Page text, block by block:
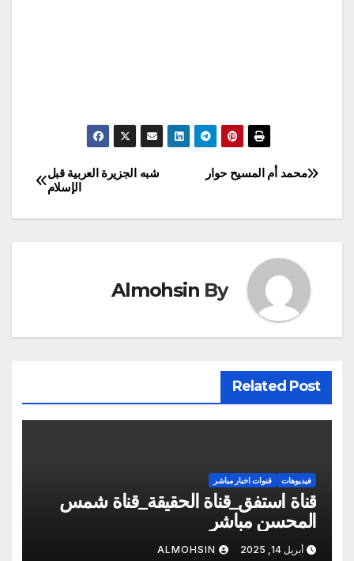
تصفّح
المقالات
شبه الجزيرة العربية قبل
الإسلام
محمد أم المسيح حوار
By
Almohsin
Related Post
فيديوهات قنوات اخبار مباشر
قناة استفق_قناة الحقيقة_قناة شمس
المحسن مباشر
أبريل 14, 2025 ALMOHSIN